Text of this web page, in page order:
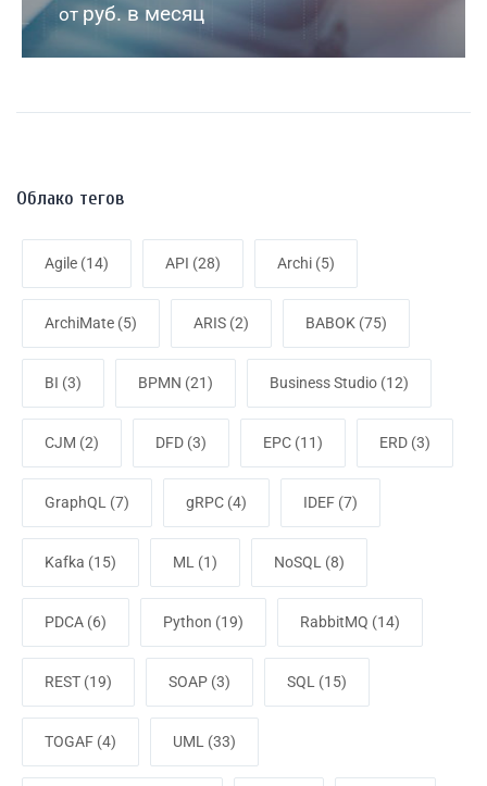
от руб. в месяц
Облако тегов
Agile (14) API (28) Archi (5)
ArchiMate (5) ARIS (2) BABOK (75)
BI (3) BPMN (21) Business Studio (12)
CJM (2) DFD (3) EPC (11) ERD (3)
GraphQL (7) gRPC (4) IDEF (7)
Kafka (15) ML (1) NoSQL (8)
PDCA (6) Python (19) RabbitMQ (14)
REST (19) SOAP (3) SQL (15)
TOGAF (4) UML (33)